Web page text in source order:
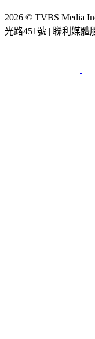
2026 © TVBS Media
光路451號 | 聯利媒體